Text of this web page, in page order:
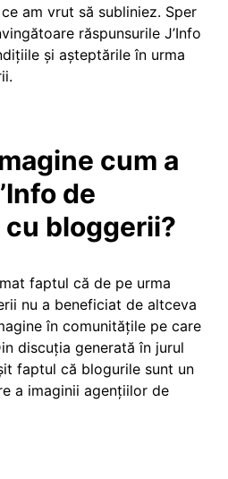
am vrut să subliniez. Sper
răspunsurile J’Info
și așteptările în urma
cum a
de
bloggerii?
faptul că de pe urma
nu a beneficiat de altceva
în comunitățile pe care
discuția generată în jurul
faptul că blogurile sunt un
a imaginii agențiilor de